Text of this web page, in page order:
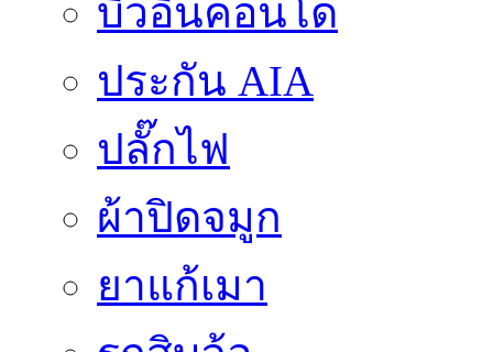
บิ้วอินคอนโด
ประกัน AIA
ปลั๊กไฟ
ผ้าปิดจมูก
ยาแก้เมา